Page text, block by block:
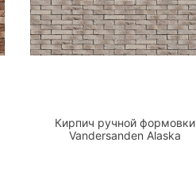
Кирпич ручной формовки
Vandersanden Alaska